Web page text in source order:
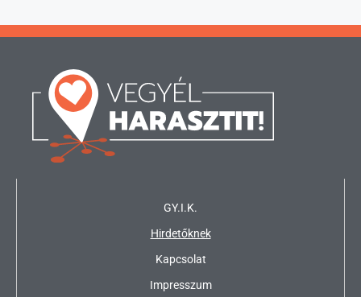
GY.I.K.
Hirdetőknek
Kapcsolat
Impresszum